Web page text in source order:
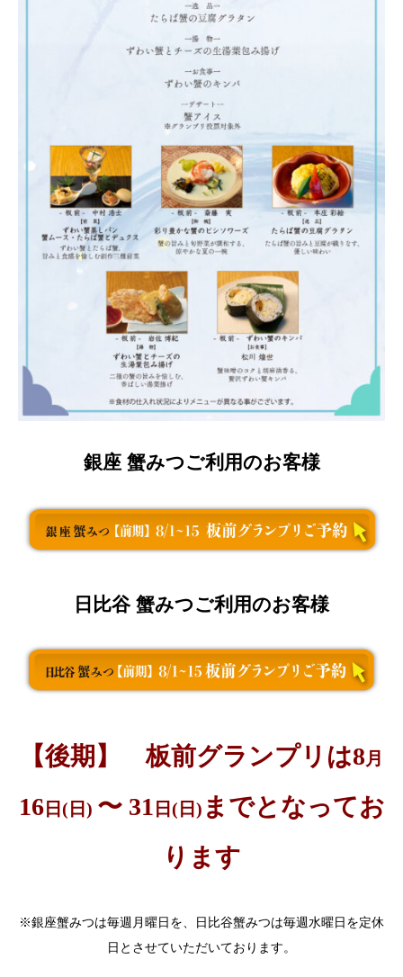
銀座 蟹みつご利用のお客様
日比谷 蟹みつご利用のお客様
【後期】 板前グランプリは8 月
16日(日) 〜 31 日(日) までとなってお
ります
※銀座蟹みつは毎週月曜日を、日比谷蟹みつは毎週水曜日を定休
日とさせていただいております。